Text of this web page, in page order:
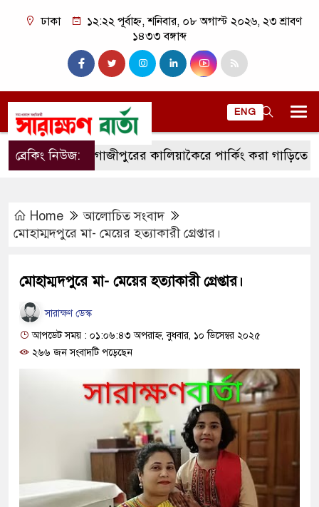
ঢাকা
১২:২২ পূর্বাহ্ন, শনিবার, ০৮ অগাস্ট ২০২৬, ২৩ শ্রাবণ
১৪৩৩ বঙ্গাব্দ
ENG
ব্রেকিং নিউজ:গাজীপুরের কালিয়াকৈরে পার্কিং করা গাড়িতে আগুন।
Home
আলোচিত সংবাদ
মোহাম্মদপুরে মা- মেয়ের হত্যাকারী গ্রেপ্তার।
মোহাম্মদপুরে মা- মেয়ের হত্যাকারী গ্রেপ্তার।
সারাক্ষণ ডেস্ক
আপডেট সময় : ০১:০৬:৪৩ অপরাহ্ন, বুধবার, ১০ ডিসেম্বর ২০২৫
২৬৬ জন সংবাদটি পড়েছেন